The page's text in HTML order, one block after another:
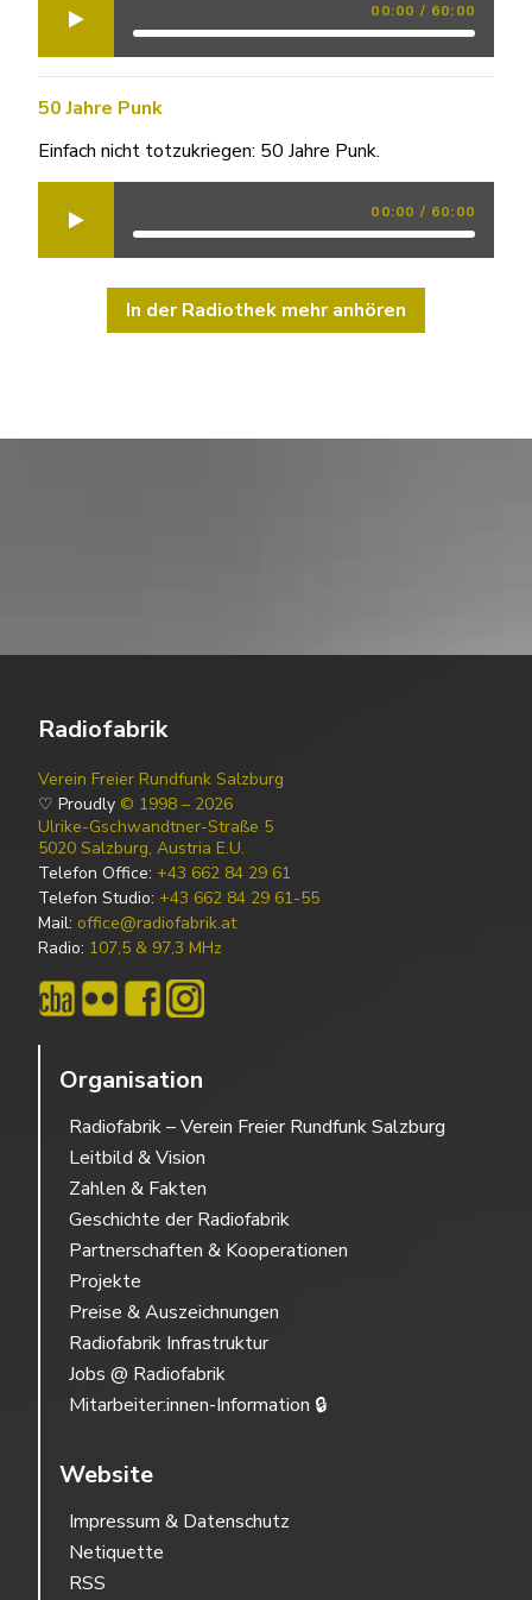
00:00 / 60:00
50 Jahre Punk
Einfach nicht totzukriegen: 50 Jahre Punk.
00:00 / 60:00
In der Radiothek mehr anhören
Radiofabrik
Verein Freier Rundfunk Salzburg
♡ Proudly © 1998 – 2026
Ulrike-Gschwandtner-Straße 5
5020 Salzburg, Austria E.U.
Telefon Office: +43 662 84 29 61
Telefon Studio: +43 662 84 29 61-55
Mail: office@radiofabrik.at
Radio: 107,5 & 97,3 MHz
Organisation
Radiofabrik – Verein Freier Rundfunk Salzburg
Leitbild & Vision
Zahlen & Fakten
Geschichte der Radiofabrik
Partnerschaften & Kooperationen
Projekte
Preise & Auszeichnungen
Radiofabrik Infrastruktur
Jobs @ Radiofabrik
Mitarbeiter:innen-Information 🔒
Website
Impressum & Datenschutz
Netiquette
RSS